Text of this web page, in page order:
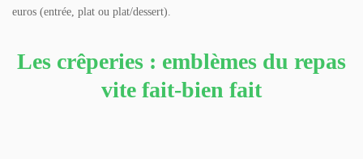
euros (entrée, plat ou plat/dessert).
Les crêperies : emblèmes du repas
vite fait-bien fait